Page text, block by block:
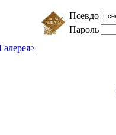
Псевдо
Пароль